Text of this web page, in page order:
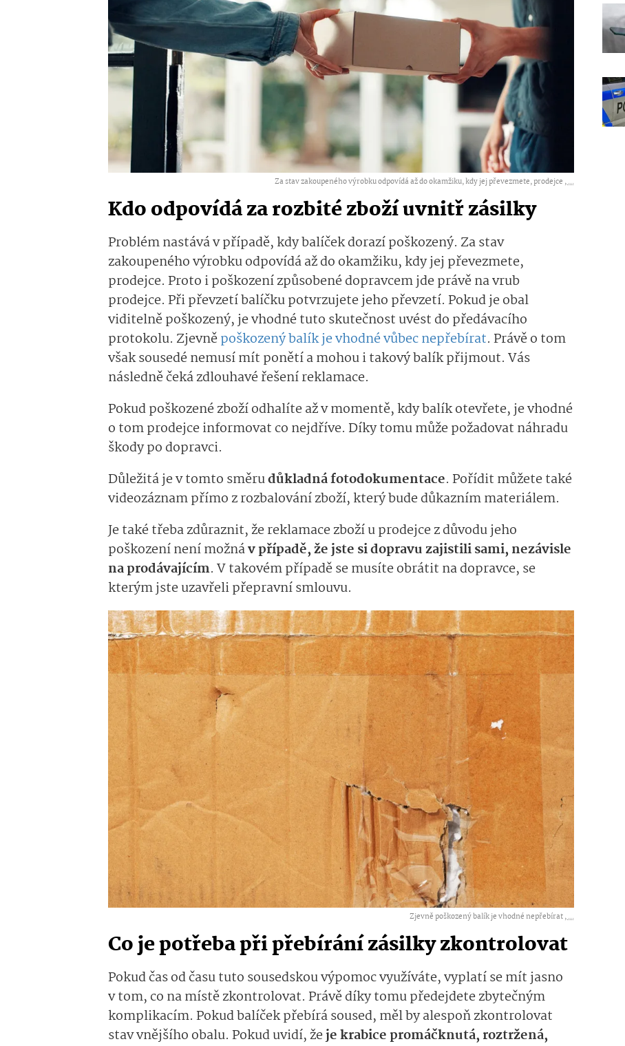
Za stav zakoupeného výrobku odpovídá až do okamžiku, kdy jej převezmete, prodejce ,...
Kdo odpovídá za rozbité zboží uvnitř zásilky
Problém nastává v případě, kdy balíček dorazí poškozený. Za stav
zakoupeného výrobku odpovídá až do okamžiku, kdy jej převezmete,
prodejce. Proto i poškození způsobené dopravcem jde právě na vrub
prodejce. Při převzetí balíčku potvrzujete jeho převzetí. Pokud je obal
viditelně poškozený, je vhodné tuto skutečnost uvést do předávacího
protokolu. Zjevněpoškozený balík je vhodné vůbec nepřebírat. Právě o tom
však sousedé nemusí mít ponětí a mohou i takový balík přijmout. Vás
následně čeká zdlouhavé řešení reklamace.
Pokud poškozené zboží odhalíte až v momentě, kdy balík otevřete, je vhodné
o tom prodejce informovat co nejdříve. Díky tomu může požadovat náhradu
škody po dopravci.
Důležitá je v tomto směrudůkladná fotodokumentace. Pořídit můžete také
videozáznam přímo z rozbalování zboží, který bude důkazním materiálem.
Je také třeba zdůraznit, že reklamace zboží u prodejce z důvodu jeho
poškození není možnáv případě, že jste si dopravu zajistili sami, nezávisle
na prodávajícím. V takovém případě se musíte obrátit na dopravce, se
kterým jste uzavřeli přepravní smlouvu.
Zjevně poškozený balík je vhodné nepřebírat ,...
Co je potřeba při přebírání zásilky zkontrolovat
Pokud čas od času tuto sousedskou výpomoc využíváte, vyplatí se mít jasno
v tom, co na místě zkontrolovat. Právě díky tomu předejdete zbytečným
komplikacím. Pokud balíček přebírá soused, měl by alespoň zkontrolovat
stav vnějšího obalu. Pokud uvidí, žeje krabice promáčknutá, roztržená,